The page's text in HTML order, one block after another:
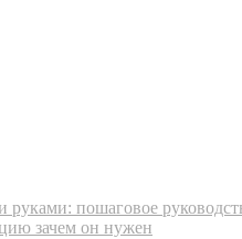
руками: пошаговое
зачем он нужен